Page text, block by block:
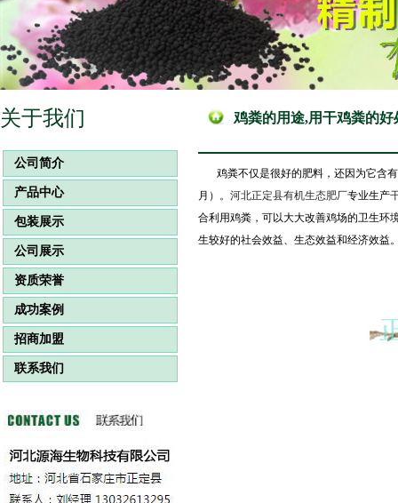
关于我们
公司简介
产品中心
包装展示
公司展示
资质荣誉
成功案例
招商加盟
联系我们
鸡粪的用途,用干鸡粪的
鸡粪不仅是很好的肥料，还因为它含
月）。 河北正定县有机生态肥厂专业生产
合利用鸡粪，可以大大改善鸡场的卫生环
生较好的社会效益、生态效益和经济效益